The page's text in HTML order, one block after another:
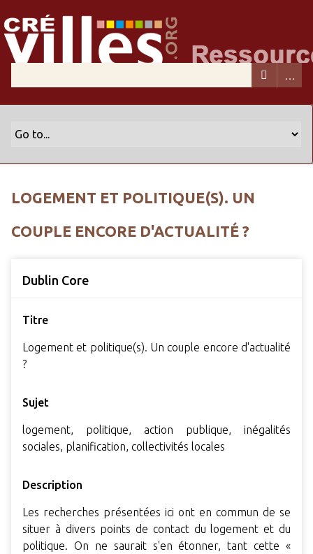
LOGEMENT ET POLITIQUE(S). UN
COUPLE ENCORE D'ACTUALITÉ ?
Dublin Core
Titre
Logement et politique(s). Un couple encore d'actualité
?
Sujet
logement, politique, action publique, inégalités
sociales, planification, collectivités locales
Description
Les recherches présentées ici ont en commun de se
situer à divers points de contact du logement et du
politique. On ne saurait s'en étonner, tant cette «